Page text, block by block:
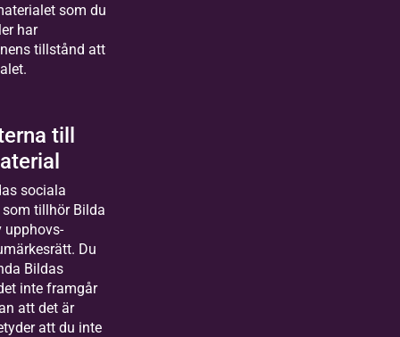
som du
har
tillstånd att
till
sociala
tillhör Bilda
upphovs-
Du
Bildas
inte framgår
att det är
att du inte